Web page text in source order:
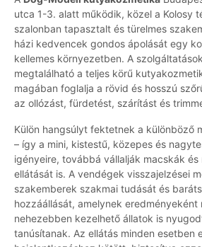
utca 1-3. alatt működik, közel a Kolosy
szalonban tapasztalt és türelmes
házi kedvencek gondos ápolását egy
kellemes környezetben. A
megtalálható a teljes körű
magában foglalja a rövid és hosszú
az ollózást, fürdetést, szárítást és
Külön hangsúlyt fektetnek a különböző
– így a mini, kistestű, közepes és
igényeire, továbbá vállalják macskák
ellátását is. A vendégek visszajelzései
szakemberek szakmai tudását és
hozzáállását, amelynek eredményeként
nehezebben kezelhető állatok is
tanúsítanak. Az ellátás minden esetben